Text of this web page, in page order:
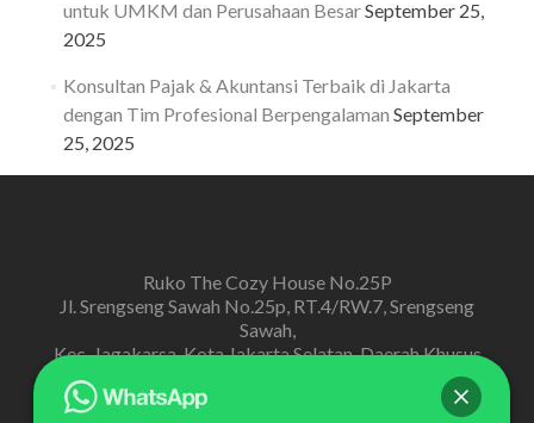
untuk UMKM dan Perusahaan BesarSeptember 25,
2025
Konsultan Pajak & Akuntansi Terbaik di Jakarta
dengan Tim Profesional Berpengalaman September
25, 2025
Ruko The Cozy House No.25P
Jl. Srengseng Sawah No.25p, RT.4/RW.7, Srengseng
Sawah,
Kec. Jagakarsa, Kota Jakarta Selatan, Daerah Khusus